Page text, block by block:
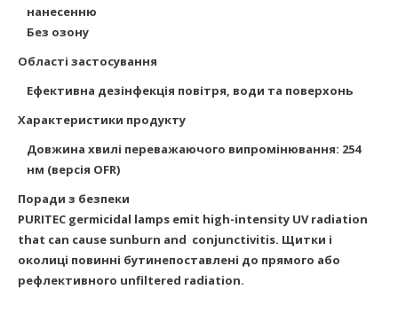
нанесенню
Без озону
Області застосування
Ефективна дезінфекція повітря, води та поверхонь
Характеристики продукту
Довжина хвилі переважаючого випромінювання: 254
нм (версія OFR)
Поради з безпеки
PURITEC germicidal lamps emit high-intensity UV radiation
that can cause sunburn and conjunctivitis. Щитки і
околиці повинні бутинепоставлені до прямого або
рефлективного unfiltered radiation.